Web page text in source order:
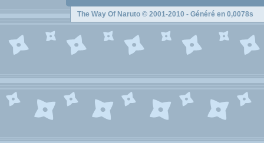
The Way Of Naruto © 2001-2010 - Généré en 0,0078s